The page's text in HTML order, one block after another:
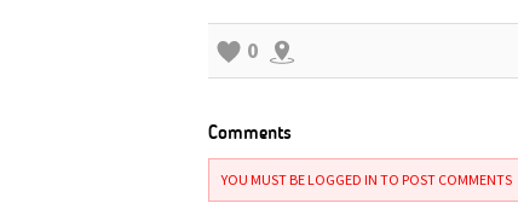
0
Comments
YOU MUST BE LOGGED IN TO POST COMMENTS